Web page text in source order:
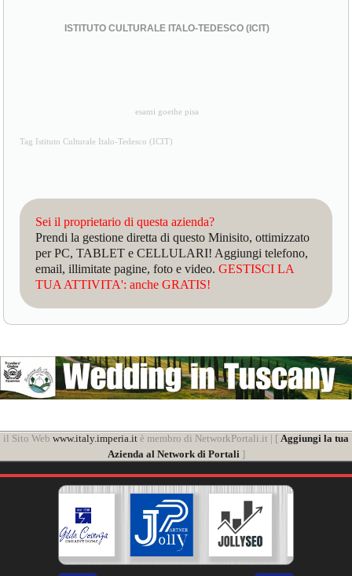
ISTITUTO CULTURALE ITALO-TEDESCO (ICIT)
esami goethe pisa
Tag Istituto Culturale Italo-Tedesco (ICIT)
Sei il proprietario di questa azienda?
Prendi la gestione diretta di questo Minisito, ottimizzato
per PC, TABLET e CELLULARI! Aggiungi telefono,
email, illimitate pagine, foto e video.GESTISCI LA
TUA ATTIVITA': anche GRATIS!
il Sito Web www.italy.imperia.it è membro di NetworkPortali.it | [ Aggiungi la tua
Azienda al Network di Portali]